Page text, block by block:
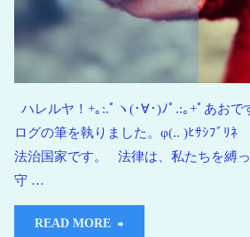
ハレルヤ！+｡:.ﾟヽ(･∀･)ﾉﾟ.:｡+ﾟあお
ログの筆を執りました。φ(.. )ﾋｻｼﾌﾞﾘﾈ
法治国家です。 法律は、私たちを縛
守 …
READ MORE